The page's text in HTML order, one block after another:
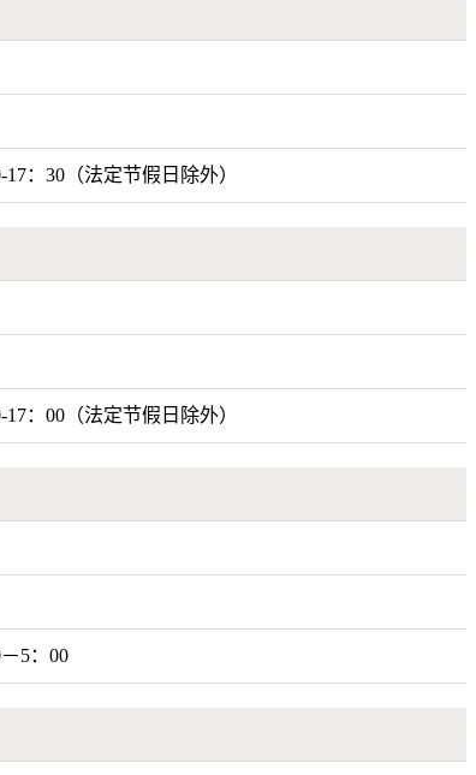
：30（法定节假日除外）
：00（法定节假日除外）
5：00